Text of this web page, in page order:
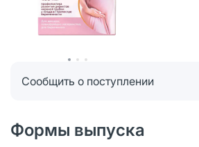
Сообщить о поступлении
Формы выпуска